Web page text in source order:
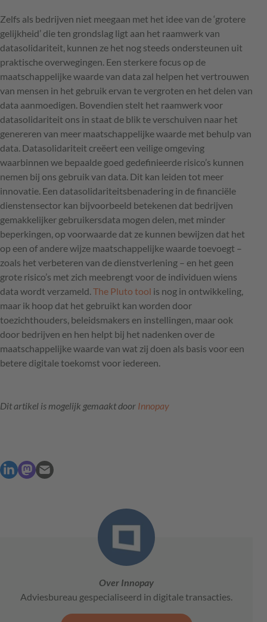
Zelfs als bedrijven niet meegaan met het idee van de ‘grotere
gelijkheid’ die ten grondslag ligt aan het raamwerk van
datasolidariteit, kunnen ze het nog steeds ondersteunen uit
praktische overwegingen. Een sterkere focus op de
maatschappelijke waarde van data zal helpen het vertrouwen
van mensen in het gebruik ervan te vergroten en het delen van
data aanmoedigen. Bovendien stelt het raamwerk voor
datasolidariteit ons in staat de blik te verschuiven naar het
genereren van meer maatschappelijke waarde met behulp van
data. Datasolidariteit creëert een veilige omgeving
waarbinnen we bepaalde goed gedefinieerde risico’s kunnen
nemen bij ons gebruik van data. Dit kan leiden tot meer
innovatie. Een datasolidariteitsbenadering in de financiële
dienstensector kan bijvoorbeeld betekenen dat bedrijven
gemakkelijker gebruikersdata mogen delen, met minder
beperkingen, op voorwaarde dat ze kunnen bewijzen dat het
op een of andere wijze maatschappelijke waarde toevoegt –
zoals het verbeteren van de dienstverlening – en het geen
grote risico’s met zich meebrengt voor de individuen wiens
data wordt verzameld.The Pluto tool is nog in ontwikkeling,
maar ik hoop dat het gebruikt kan worden door
toezichthouders, beleidsmakers en instellingen, maar ook
door bedrijven en hen helpt bij het nadenken over de
maatschappelijke waarde van wat zij doen als basis voor een
betere digitale toekomst voor iedereen.
Dit artikel is mogelijk gemaakt door Innopay
Over Innopay
Adviesbureau gespecialiseerd in digitale transacties.